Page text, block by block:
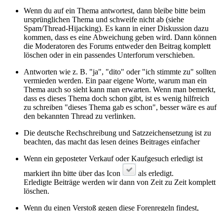
Wenn du auf ein Thema antwortest, dann bleibe bitte beim
ursprünglichen Thema und schweife nicht ab (siehe
Spam/Thread-Hijacking). Es kann in einer Diskussion dazu
kommen, dass es eine Abweichung geben wird. Dann können
die Moderatoren des Forums entweder den Beitrag komplett
löschen oder in ein passendes Unterforum verschieben.
Antworten wie z. B. "ja", "dito" oder "ich stimmte zu" sollten
vermieden werden. Ein paar eigene Worte, warum man ein
Thema auch so sieht kann man erwarten. Wenn man bemerkt,
dass es dieses Thema doch schon gibt, ist es wenig hilfreich
zu schreiben "dieses Thema gab es schon", besser wäre es auf
den bekannten Thread zu verlinken.
Die deutsche Rechschreibung und Satzzeichensetzung ist zu
beachten, das macht das lesen deines Beitrages einfacher
Wenn ein geposteter Verkauf oder Kaufgesuch erledigt ist
markiert ihn bitte über das Icon
als erledigt.
Erledigte Beiträge werden wir dann von Zeit zu Zeit komplett
löschen.
Wenn du einen Verstoß gegen diese Forenregeln findest,